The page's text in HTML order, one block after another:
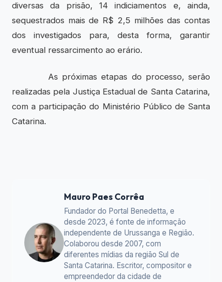
diversas da prisão, 14 indiciamentos e, ainda,
sequestrados mais de R$ 2,5 milhões das contas
dos investigados para, desta forma, garantir
eventual ressarcimento ao erário.
As próximas etapas do processo, serão
realizadas pela Justiça Estadual de Santa Catarina,
com a participação do Ministério Público de Santa
Catarina.
Mauro Paes Corrêa
Fundador do Portal Benedetta, e
desde 2023, é fonte de informação
independente de Urussanga e Região.
Colaborou desde 2007, com
diferentes mídias da região Sul de
Santa Catarina. Escritor, compositor e
empreendedor da cidade de